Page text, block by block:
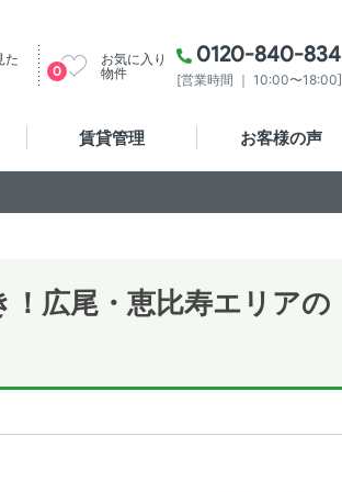
0120-840-834
[営業時間 ｜ 10:00〜18:00]
た
お気に入り
物件
0
賃貸管理 お客様の声
！広尾・恵比寿エリアの